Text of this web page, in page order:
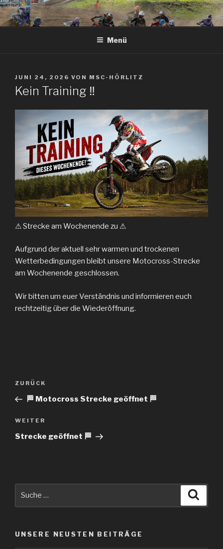
Zum
Inhalt
springen
Menü
VERÖFFENTLICHT
AM
JUNI 24, 2026 VON MSC-HÖRLITZ
Kein Training ‼️
⚠ Strecke am Wochenende zu ⚠
Aufgrund der aktuell sehr warmen und trockenen
Wetterbedingungen bleibt unsere Motocross-Strecke
am Wochenende geschlossen.
Wir bitten um euer Verständnis und informieren euch
rechtzeitig über die Wiederöffnung.
Beitrags-
Navigation
Vorheriger
Beitrag
ZURÜCK
🏁 Motocross Strecke geöffnet 🏁
Nächster
Beitrag
WEITER
Strecke geöffnet 🏁
UNSERE NEUSTEN BEITRÄGE